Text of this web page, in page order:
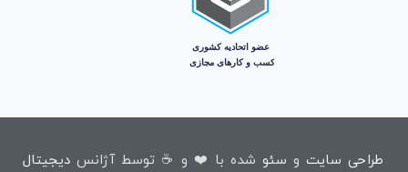
طراحی سایتو سئو شده با ❤️ و ☕ توسط آژانس دیجیتال